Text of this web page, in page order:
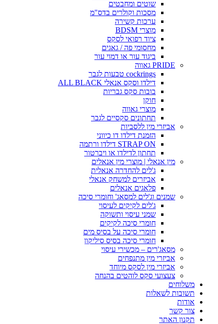
שוטים ומחבטים
מסכות וקולרים בדס"מ
ערכות קשירה
מוצרי BDSM
ציוד רפואי לסקס
מחסומי פה / גאגים
ביגוד עור או דמוי עור
PRIDE גאווה
cockrings טבעות לגבר
דילדו וסקס אנאלי ALL BLACK
בובות סקס גבריות
חוקן
מוצרי גאווה
תחתונים סקסיים לגבר
אביזרי מין ללסביות
הזמנת דילדו דו כיווני
STRAP ON דילדו ורתמה
תחתון לדילדו או ויברטור
מין אנאלי | מוצרי מין אנאלים
ג'לים להחדרה אנאלית
אביזרים למשחק אנאלי
פלאגים אנאלים
שמנים וג'לים למסאג' וחומרי סיכה
ג'לים לקיקים לעיסוי
שמני עיסוי ותשוקה
חומרי סיכה לקיקים
חומרי סיכה על בסיס מים
חומרי סיכה בסיס סיליקון
מסאג'רים – מכשירי עיסוי
אביזרי מין מתנפחים
אביזרי מין לסקס מיוחד
צעצועי סקס לוהטים בהנחה
משלוחים
תשובות לשאלות
אודות
צור קשר
תקנון האתר